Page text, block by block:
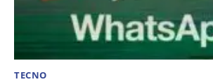
TECNO